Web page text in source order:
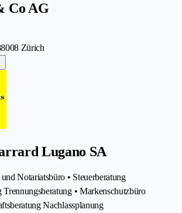
Co AG
8008 Zürich
Lugano SA
Notariatsbüro • Steuerberatung
Trennungsberatung • Markenschutzbüro
Nachlassplanung